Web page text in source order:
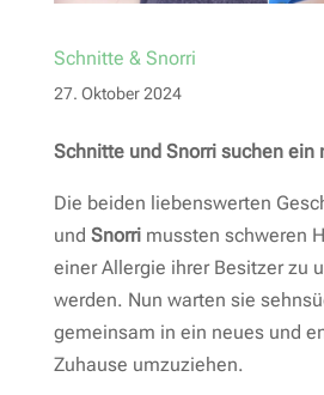
Schnitte & Snorri
27. Oktober 2024
Schnitte und Snorri suchen ein
Die beiden liebenswerten
und Snorrimussten schweren
einer Allergie ihrer Besitzer zu
werden. Nun warten sie
gemeinsam in ein neues und
Zuhause umzuziehen.